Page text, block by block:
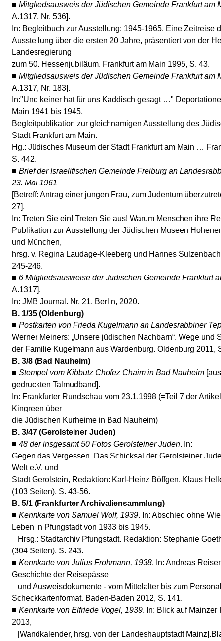
■ Mitgliedsausweis der Jüdischen Gemeinde Frankfurt am
A.1317, Nr. 536].
In: Begleitbuch zur Ausstellung: 1945-1965. Eine Zeitreise
Ausstellung über die ersten 20 Jahre, präsentiert von der
Landesregierung
zum 50. Hessenjubiläum. Frankfurt am Main 1995, S. 43.
■ Mitgliedsausweis der Jüdischen Gemeinde Frankfurt am
A.1317, Nr. 183].
In:"Und keiner hat für uns Kaddisch gesagt …"
Main 1941 bis 1945.
Begleitpublikation zur gleichnamigen Ausstellung des
Stadt Frankfurt am Main.
Hg.: Jüdisches Museum der Stadt Frankfurt am Main …
S. 442.
■ Brief der Israelitischen Gemeinde Freiburg an
23. Mai 1961
[Betreff: Antrag einer jungen Frau, zum Judentum
27],
In: Treten Sie ein! Treten Sie aus! Warum Menschen ihre
Publikation zur Ausstellung der Jüdischen Museen
und München,
hrsg. v. Regina Laudage-Kleeberg und Hannes
245-246.
■ 6 Mitgliedsausweise der Jüdischen Gemeinde Frankfurt
A.1317].
In: JMB Journal. Nr. 21. Berlin, 2020.
B. 1/35 (Oldenburg)
■ Postkarten von Frieda Kugelmann an Landesrabbiner
Werner Meiners: „Unsere jüdischen Nachbarn“. Wege und
der Familie Kugelmann aus Wardenburg. Oldenburg 2011,
B. 3/8 (Bad Nauheim)
■ Stempel vom Kibbutz Chofez Chaim in Bad Nauheim
gedruckten Talmudband].
In: Frankfurter Rundschau vom 23.1.1998 (=Teil 7 der
Kingreen über
die Jüdischen Kurheime in Bad Nauheim)
B. 3/47 (Gerolsteiner Juden)
■ 48 der insgesamt 50 Fotos Gerolsteiner Juden. In:
Gegen das Vergessen. Das Schicksal der Gerolsteiner
Welt e.V. und
Stadt Gerolstein, Redaktion: Karl-Heinz Böffgen, Klaus
(103 Seiten), S. 43-56.
B. 5/1 (Frankfurter Archivaliensammlung)
■ Kennkarte von Samuel Wolf, 1939. In: Abschied ohne
Leben in Pfungstadt von 1933 bis 1945.
Hrsg.: Stadtarchiv Pfungstadt. Redaktion: Stephanie
(304 Seiten), S. 243.
■ Kennkarte von Julius Frohmann, 1938. In: Andreas
Geschichte der Reisepässe
und Ausweisdokumente - vom Mittelalter bis zum
Scheckkartenformat. Baden-Baden 2012, S. 141.
■ Kennkarte von Elfriede Vogel, 1939. In: Blick auf Mainzer
2013,
[Wandkalender, hrsg. von der Landeshauptstadt